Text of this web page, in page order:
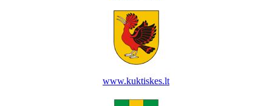
www.kuktiskes.lt